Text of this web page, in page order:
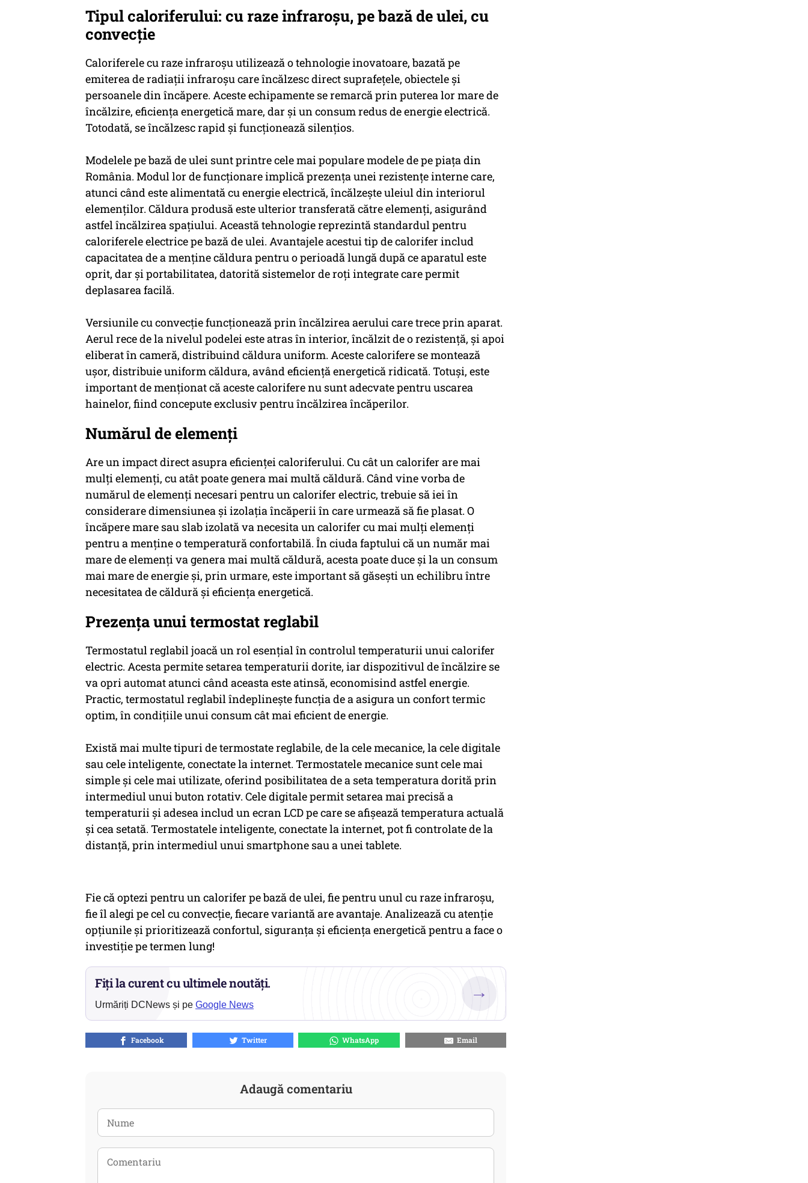
Tipul caloriferului: cu raze infraroșu, pe bază de ulei, cu
convecție
Caloriferele cu raze infraroșu utilizează o tehnologie inovatoare, bazată pe
emiterea de radiații infraroșu care încălzesc direct suprafețele, obiectele și
persoanele din încăpere. Aceste echipamente se remarcă prin puterea lor mare de
încălzire, eficiența energetică mare, dar și un consum redus de energie electrică.
Totodată, se încălzesc rapid și funcționează silențios.
Modelele pe bază de ulei sunt printre cele mai populare modele de pe piața din
România. Modul lor de funcționare implică prezența unei rezistențe interne care,
atunci când este alimentată cu energie electrică, încălzește uleiul din interiorul
elemenților. Căldura produsă este ulterior transferată către elemenți, asigurând
astfel încălzirea spațiului. Această tehnologie reprezintă standardul pentru
caloriferele electrice pe bază de ulei. Avantajele acestui tip de calorifer includ
capacitatea de a menține căldura pentru o perioadă lungă după ce aparatul este
oprit, dar și portabilitatea, datorită sistemelor de roți integrate care permit
deplasarea facilă.
Versiunile cu convecție funcționează prin încălzirea aerului care trece prin aparat.
Aerul rece de la nivelul podelei este atras în interior, încălzit de o rezistență, și apoi
eliberat în cameră, distribuind căldura uniform. Aceste calorifere se montează
ușor, distribuie uniform căldura, având eficiență energetică ridicată. Totuși, este
important de menționat că aceste calorifere nu sunt adecvate pentru uscarea
hainelor, fiind concepute exclusiv pentru încălzirea încăperilor.
Numărul de elemenți
Are un impact direct asupra eficienței caloriferului. Cu cât un calorifer are mai
mulți elemenți, cu atât poate genera mai multă căldură. Când vine vorba de
numărul de elemenți necesari pentru un calorifer electric, trebuie să iei în
considerare dimensiunea și izolația încăperii în care urmează să fie plasat. O
încăpere mare sau slab izolată va necesita un calorifer cu mai mulți elemenți
pentru a menține o temperatură confortabilă. În ciuda faptului că un număr mai
mare de elemenți va genera mai multă căldură, acesta poate duce și la un consum
mai mare de energie și, prin urmare, este important să găsești un echilibru între
necesitatea de căldură și eficiența energetică.
Prezența unui termostat reglabil
Termostatul reglabil joacă un rol esențial în controlul temperaturii unui calorifer
electric. Acesta permite setarea temperaturii dorite, iar dispozitivul de încălzire se
va opri automat atunci când aceasta este atinsă, economisind astfel energie.
Practic, termostatul reglabil îndeplinește funcția de a asigura un confort termic
optim, în condițiile unui consum cât mai eficient de energie.
Există mai multe tipuri de termostate reglabile, de la cele mecanice, la cele digitale
sau cele inteligente, conectate la internet. Termostatele mecanice sunt cele mai
simple și cele mai utilizate, oferind posibilitatea de a seta temperatura dorită prin
intermediul unui buton rotativ. Cele digitale permit setarea mai precisă a
temperaturii și adesea includ un ecran LCD pe care se afișează temperatura actuală
și cea setată. Termostatele inteligente, conectate la internet, pot fi controlate de la
distanță, prin intermediul unui smartphone sau a unei tablete.
Fie că optezi pentru un calorifer pe bază de ulei, fie pentru unul cu raze infraroșu,
fie îl alegi pe cel cu convecție, fiecare variantă are avantaje. Analizează cu atenție
opțiunile și prioritizează confortul, siguranța și eficiența energetică pentru a face o
investiție pe termen lung!
Fiți la curent cu ultimele noutăți.
Urmăriți DCNews și pe Google News
→
Facebook Twitter WhatsApp Email
Adaugă comentariu